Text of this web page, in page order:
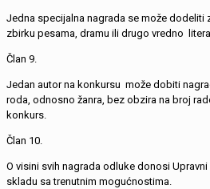
Jedna specijalna nagrada se može dodeliti
zbirku pesama, dramu ili drugo vredno
Član 9.
Jedan autor na konkursu može dobiti
roda, odnosno žanra, bez obzira na broj
konkurs.
Član 10.
O visini svih nagrada odluke donosi
skladu sa trenutnim mogućnostima.